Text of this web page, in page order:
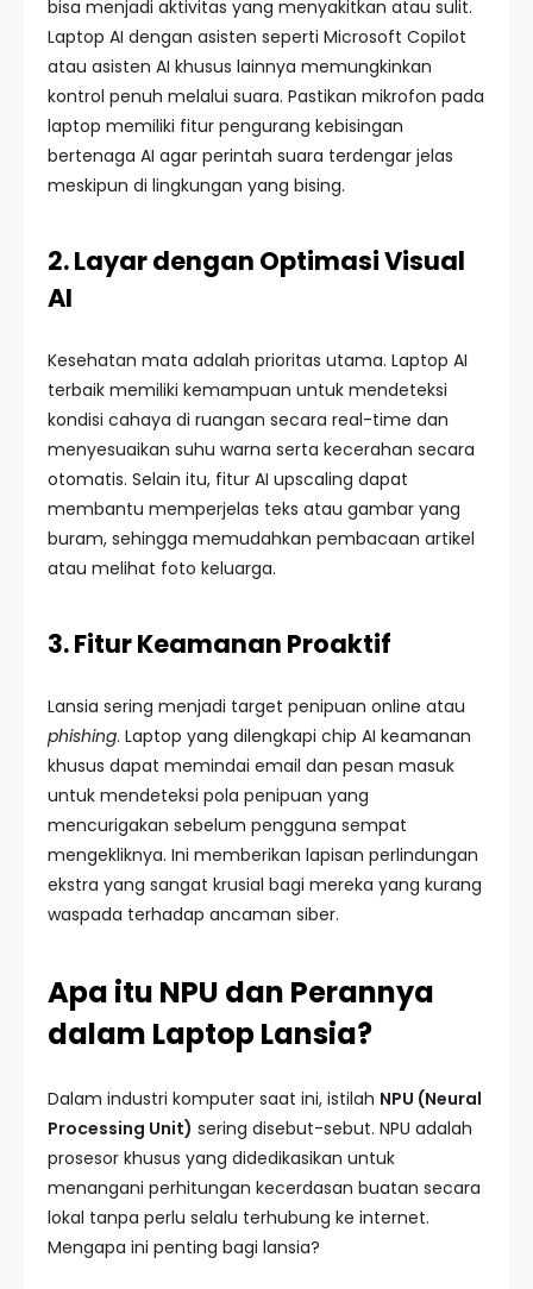
bisa menjadi aktivitas yang menyakitkan atau sulit.
Laptop AI dengan asisten seperti Microsoft Copilot
atau asisten AI khusus lainnya memungkinkan
kontrol penuh melalui suara. Pastikan mikrofon pada
laptop memiliki fitur pengurang kebisingan
bertenaga AI agar perintah suara terdengar jelas
meskipun di lingkungan yang bising.
2. Layar dengan Optimasi Visual
AI
Kesehatan mata adalah prioritas utama. Laptop AI
terbaik memiliki kemampuan untuk mendeteksi
kondisi cahaya di ruangan secara real-time dan
menyesuaikan suhu warna serta kecerahan secara
otomatis. Selain itu, fitur AI upscaling dapat
membantu memperjelas teks atau gambar yang
buram, sehingga memudahkan pembacaan artikel
atau melihat foto keluarga.
3. Fitur Keamanan Proaktif
Lansia sering menjadi target penipuan online atau
phishing. Laptop yang dilengkapi chip AI keamanan
khusus dapat memindai email dan pesan masuk
untuk mendeteksi pola penipuan yang
mencurigakan sebelum pengguna sempat
mengekliknya. Ini memberikan lapisan perlindungan
ekstra yang sangat krusial bagi mereka yang kurang
waspada terhadap ancaman siber.
Apa itu NPU dan Perannya
dalam Laptop Lansia?
Dalam industri komputer saat ini, istilah NPU (Neural
Processing Unit) sering disebut-sebut. NPU adalah
prosesor khusus yang didedikasikan untuk
menangani perhitungan kecerdasan buatan secara
lokal tanpa perlu selalu terhubung ke internet.
Mengapa ini penting bagi lansia?